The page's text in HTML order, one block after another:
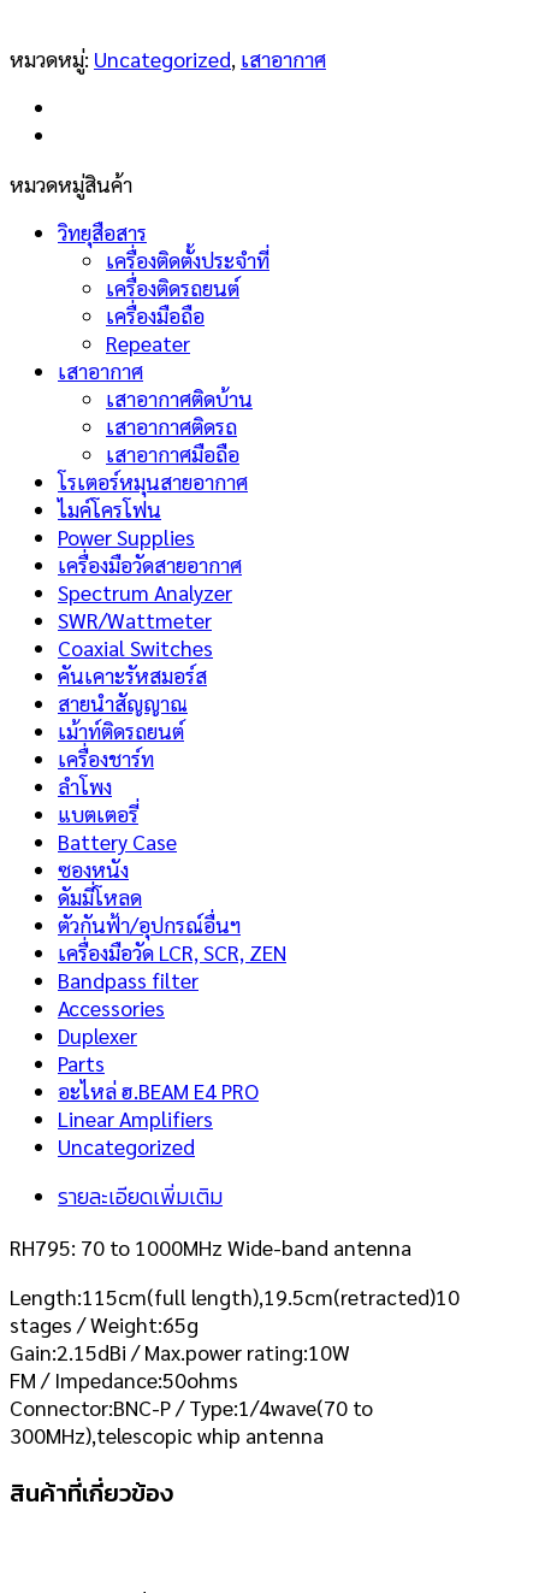
หมวดหมู่: Uncategorized เสาอากาศ
หมวดหมู่สินค้า
วิทยุสือสาร
เครื่องติดตั้งประจำที่
เครื่องติดรถยนต์
เครื่องมือถือ
Repeater
เสาอากาศ
เสาอากาศติดบ้าน
เสาอากาศติดรถ
เสาอากาศมือถือ
โรเตอร์หมุนสายอากาศ
ไมค์โครโฟน
Power Supplies
เครื่องมือวัดสายอากาศ
Spectrum Analyzer
SWR/Wattmeter
Coaxial Switches
คันเคาะรัหสมอร์ส
สายนำสัญญาณ
เม้าท์ติดรถยนต์
เครื่องชาร์ท
ลำโพง
แบตเตอรี่
Battery Case
ซองหนัง
ดัมมี่โหลด
ตัวกันฟ้า/อุปกรณ์อื่นฯ
เครื่องมือวัด LCR, SCR, ZEN
Bandpass filter
Accessories
Duplexer
Parts
อะไหล่ ฮ.BEAM E4 PRO
Linear Amplifiers
Uncategorized
รายละเอียดเพิ่มเติม
RH795: 70 to 1000MHz Wide-band antenna
Length:115cm(full length),19.5cm(retracted)10
stages / Weight:65g
Gain:2.15dBi / Max.power rating:10W
FM / Impedance:50ohms
Connector:BNC-P / Type:1/4wave(70 to
300MHz),telescopic whip antenna
สินค้าที่เกี่ยวข้อง